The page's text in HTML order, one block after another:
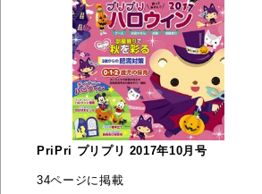
PriPri プリプリ 2017年10月号
34ページに掲載